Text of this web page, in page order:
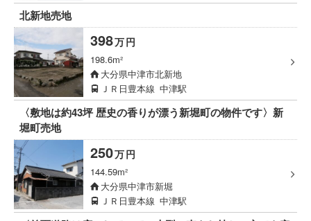
北新地売地
398万円
198.6m²
大分県中津市北新地
ＪＲ日豊本線 中津駅
〈敷地は約43坪 歴史の香りが漂う新堀町の物件です〉新
堀町売地
250万円
144.59m²
大分県中津市新堀
ＪＲ日豊本線 中津駅